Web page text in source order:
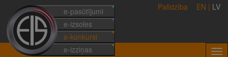
e-pasūtījumi
e-izsoles
e-konkursi
e-izziņas
Palīdzība EN | LV